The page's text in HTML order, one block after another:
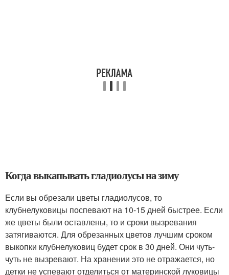
Когда выкапывать гладиолусы на зиму
Если вы обрезали цветы гладиолусов, то
клубнелуковицы поспевают на 10-15 дней быстрее. Если
же цветы были оставлены, то и сроки вызревания
затягиваются. Для обрезанных цветов лучшим сроком
выкопки клубнелуковиц будет срок в 30 дней. Они чуть-
чуть не вызревают. На хранении это не отражается, но
детки не успевают отделиться от материнской луковицы